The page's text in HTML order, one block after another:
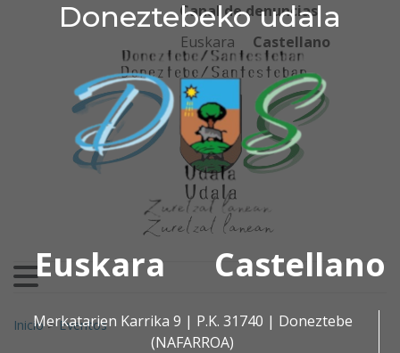
Doneztebeko udala
Euskara Castellano
Merkatarien Karrika 9 | P.K. 31740 | Doneztebe
(NAFARROA)
Ir al contenido
Doneztebeko udala
Canal de denuncias
Euskara
Castellano
Buscar:
Inicio>Eventos